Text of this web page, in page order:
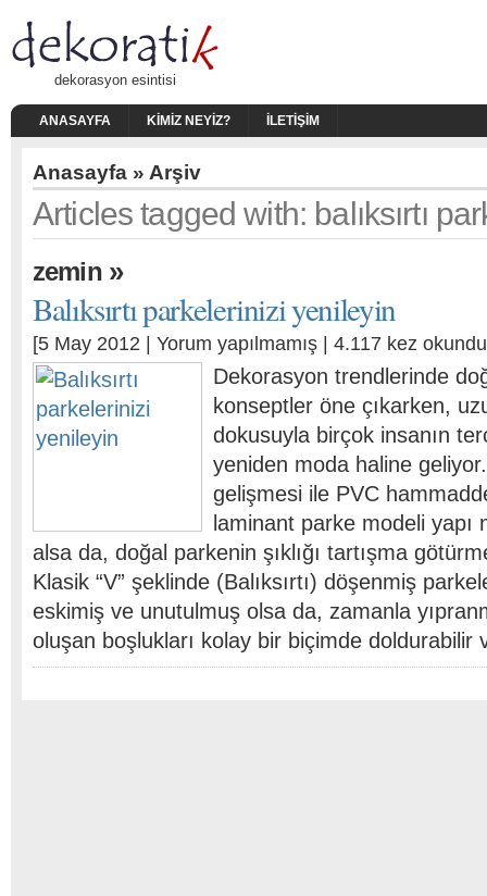
dekorasyon esintisi
ANASAYFA KIMIZ NEYIZ? İLETIŞIM
Anasayfa » Arşiv
Articles tagged with: balıksırtı
zemin»
Balıksırtı parkelerinizi yenileyin
[5 May 2012 | Yorum yapılmamış | 4.117 kez
Dekorasyon trendlerinde
konseptler öne çıkarken,
dokusuyla birçok insanın
yeniden moda haline
gelişmesi ile PVC
laminant parke modeli yapı
alsa da, doğal parkenin şıklığı tartışma
Klasik “V” şeklinde (Balıksırtı) döşenmiş
eskimiş ve unutulmuş olsa da, zamanla
oluşan boşlukları kolay bir biçimde